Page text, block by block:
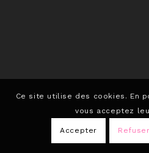
Ce site utilise des cookies. En
vous acceptez
Accepter Refuser